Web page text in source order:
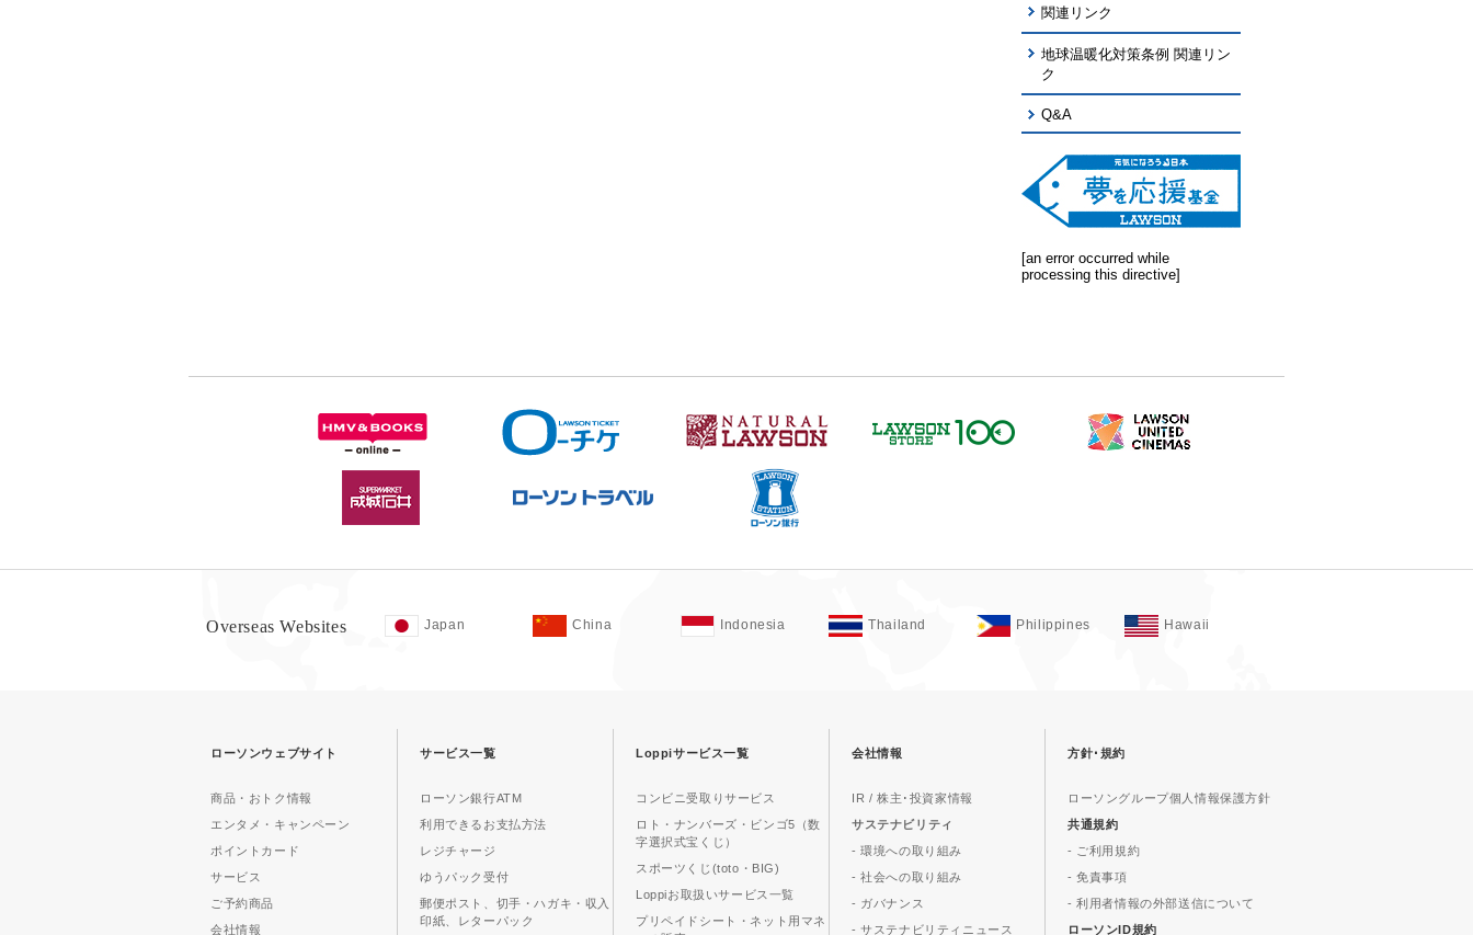
関連リンク
地球温暖化対策条例 関連リン
ク
Q&A
[an error occurred while
processing this directive]
Overseas Websites Japan China Indonesia Thailand Philippines Hawaii
ローソンウェブサイト
商品・おトク情報
エンタメ・キャンペーン
ポイントカード
サービス
ご予約商品
会社情報
サービス一覧
ローソン銀行ATM
利用できるお支払方法
レジチャージ
ゆうパック受付
郵便ポスト、切手・ハガキ・収入
印紙、レターパック
Loppiサービス一覧
コンビニ受取りサービス
ロト・ナンバーズ・ビンゴ5（数
字選択式宝くじ）
スポーツくじ(toto・BIG)
Loppiお取扱いサービス一覧
プリペイドシート・ネット用マネ
会社情報
IR / 株主･投資家情報
サステナビリティ
- 環境への取り組み
- 社会への取り組み
- ガバナンス
- サステナビリティニュース
方針･規約
ローソングループ個人情報保護方針
共通規約
- ご利用規約
- 免責事項
- 利用者情報の外部送信について
ローソンID規約